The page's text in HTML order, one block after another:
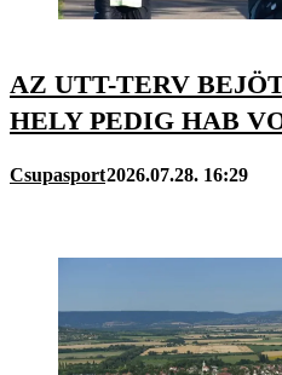
AZ UTT-TERV
HELY PEDIG HAB
Csupasport2026.07.28. 16:29